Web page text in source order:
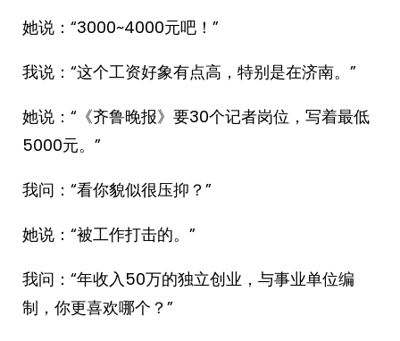
她说：“3000~4000元吧！”
我说：“这个工资好象有点高，特别是在济南。”
她说：“《齐鲁晚报》要30个记者岗位，写着最低
5000元。”
我问：“看你貌似很压抑？”
她说：“被工作打击的。”
我问：“年收入50万的独立创业，与事业单位编
制，你更喜欢哪个？”